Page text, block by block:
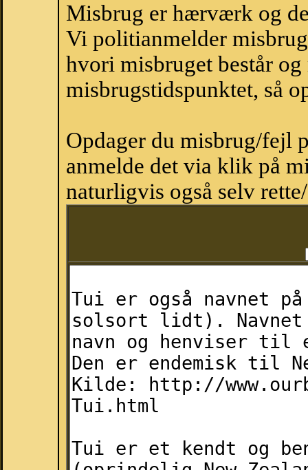
Misbrug er hærværk og
Vi politianmelder
hvori misbruget består
misbrugstidspunktet, så
Opdager du misbrug/fejl
anmelde det via klik på
naturligvis også selv